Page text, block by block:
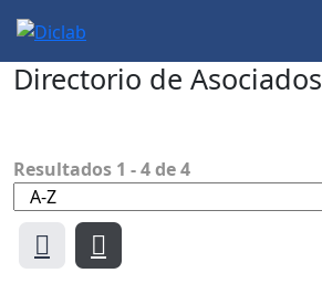
Directorio de Asociados
Resultados 1 -4de4